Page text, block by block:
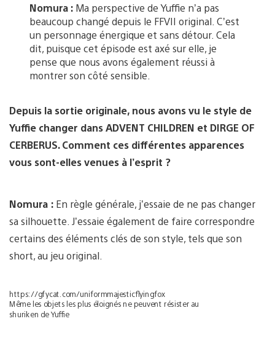
Nomura : Ma perspective de Yuffie n’a pas
beaucoup changé depuis le FFVII original. C’est
un personnage énergique et sans détour. Cela
dit, puisque cet épisode est axé sur elle, je
pense que nous avons également réussi à
montrer son côté sensible.
Depuis la sortie originale, nous avons vu le style de
Yuffie changer dans ADVENT CHILDREN et DIRGE OF
CERBERUS. Comment ces différentes apparences
vous sont-elles venues à l’esprit ?
Nomura : En règle générale, j’essaie de ne pas changer
sa silhouette. J’essaie également de faire correspondre
certains des éléments clés de son style, tels que son
short, au jeu original.
https://gfycat.com/uniformmajesticflyingfox
Même les objets les plus éloignés ne peuvent résister au
shuriken de Yuffie